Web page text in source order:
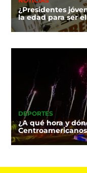
¿Presidentes
la edad para ser
DEPORTES
¿A qué hora y